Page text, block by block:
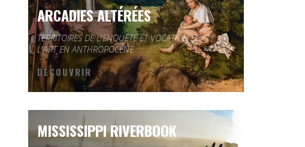
ARCADIES ALTÉRÉES
TERRITOIRES DE L'ENQUÊTE ET VOCATION DE
L'ART EN ANTHROPOCÈNE
DÉCOUVRIR
MISSISSIPPI RIVERBOOK